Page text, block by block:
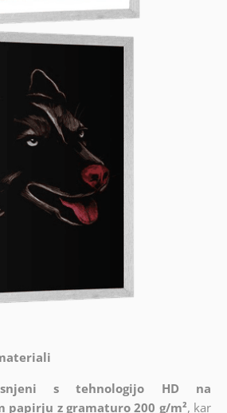
s tehnologijo HD na
papirju z gramaturo 200 g/m², kar